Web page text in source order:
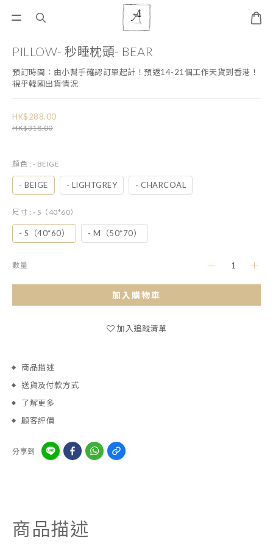
PILLOW- 秒睡枕頭- BEAR
預訂時間：由小幫手確認訂單起計！預返14-21個工作天貨到香港！
視乎韓國出貨情況
HK$288.00
HK$318.00
顏色 : - BEIGE
- BEIGE - LIGHTGREY - CHARCOAL
尺寸 : - S（40*60）
- S（40*60） - M（50*70）
數量
加入購物車
加入追蹤清單
商品描述
送貨及付款方式
了解更多
顧客評價
分享到
商品描述